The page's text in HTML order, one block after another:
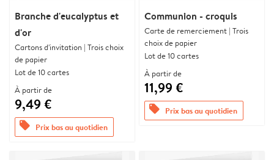
Branche d'eucalyptus et
d'or
Cartons d'invitation | Trois choix
de papier
Lot de 10 cartes
À partir de
9,49 €
offers Prix bas au quotidien
Communion - croquis
Carte de remerciement | Trois
choix de papier
Lot de 10 cartes
À partir de
11,99 €
offers Prix bas au quotidien